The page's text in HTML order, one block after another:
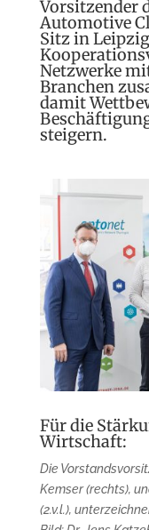
Vorsitzender
Automotive
Sitz in
Netzwerke
Branchen
damit
steigern.
Für die
Wirtschaft:
Die
Kemser (rechts),
(2.v.l.),